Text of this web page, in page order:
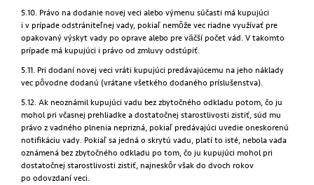
5.10. Právo na dodanie novej veci alebo výmenu súčasti má kupujúci
i v prípade odstrániteľnej vady, pokiaľ nemôže vec riadne využívať pre
opakovaný výskyt vady po oprave alebo pre väčší počet vád. V takomto
prípade má kupujúci i právo od zmluvy odstúpiť.
5.11. Pri dodaní novej veci vráti kupujúci predávajúcemu na jeho náklady
vec pôvodne dodanú (vrátane všetkého dodaného príslušenstva).
5.12. Ak neoznámil kupujúci vadu bez zbytočného odkladu potom, čo ju
mohol pri včasnej prehliadke a dostatočnej starostlivosti zistiť, súd mu
právo z vadného plnenia neprizná, pokiaľ predávajúci uvedie oneskorenú
notifikáciu vady. Pokiaľ sa jedná o skrytú vadu, platí to isté, nebola vada
oznámená bez zbytočného odkladu po tom, čo ju kupujúci mohol pri
dostatočnej starostlivosti zistiť, najneskôr však do dvoch rokov
po odovzdaní veci.